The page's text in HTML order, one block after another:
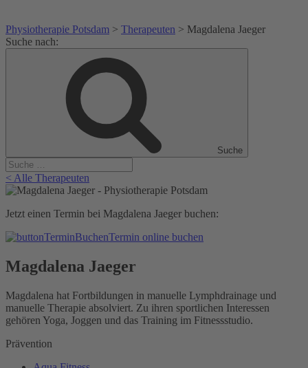
Physiotherapie Potsdam > Therapeuten > Magdalena Jaeger
Suche nach:
Suche
< Alle Therapeuten
Jetzt einen Termin bei Magdalena Jaeger buchen:
Termin online buchen
Magdalena Jaeger
Magdalena hat Fortbildungen in manuelle Lymphdrainage und
manuelle Therapie absolviert. Zu ihren sportlichen Interessen
gehören Yoga, Joggen und das Training im Fitnessstudio.
Prävention